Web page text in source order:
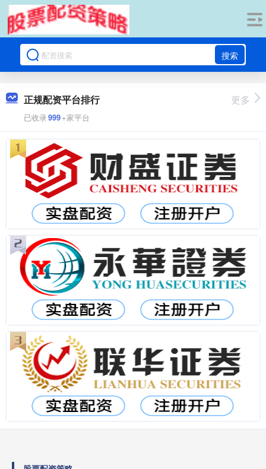
搜索
正规配资平台排行
已收录999+家平台
更多